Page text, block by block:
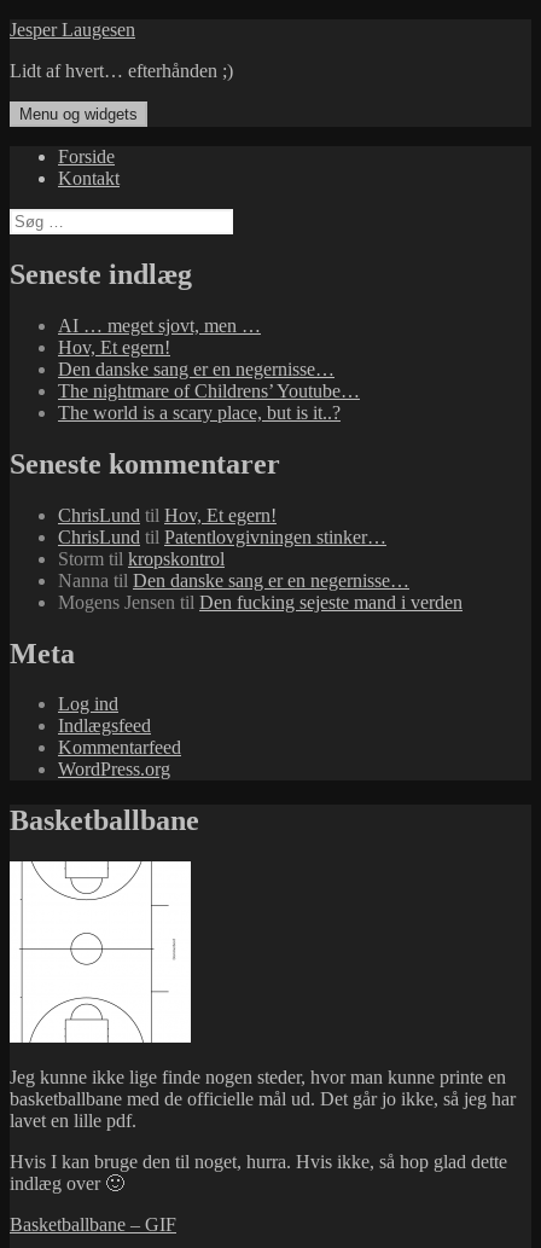
Hop
indhold
Jesper Laugesen
Lidt af hvert… efterhånden ;)
Menu og widgets
Forside
Kontakt
Søg
efter:
Seneste indlæg
AI … meget sjovt, men …
Hov, Et egern!
Den danske sang er en negernisse…
The nightmare of Childrens’ Youtube…
The world is a scary place, but is it..?
Seneste kommentarer
ChrisLund til Hov, Et egern!
ChrisLund til Patentlovgivningen stinker…
Storm til kropskontrol
Nanna til Den danske sang er en negernisse…
Mogens Jensen til Den fucking sejeste mand i verden
Meta
Log ind
Indlægsfeed
Kommentarfeed
WordPress.org
Basketballbane
Jeg kunne ikke lige finde nogen steder, hvor man kunne printe en
basketballbane med de officielle mål ud. Det går jo ikke, så jeg har
lavet en lille pdf.
Hvis I kan bruge den til noget, hurra. Hvis ikke, så hop glad dette
indlæg over 🙂
Basketballbane – GIF